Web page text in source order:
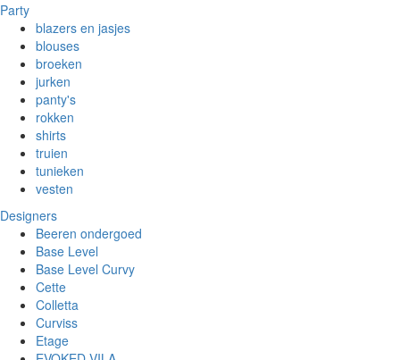
Party
blazers en jasjes
blouses
broeken
jurken
panty's
rokken
shirts
truien
tunieken
vesten
Designers
Beeren ondergoed
Base Level
Base Level Curvy
Cette
Colletta
Curviss
Etage